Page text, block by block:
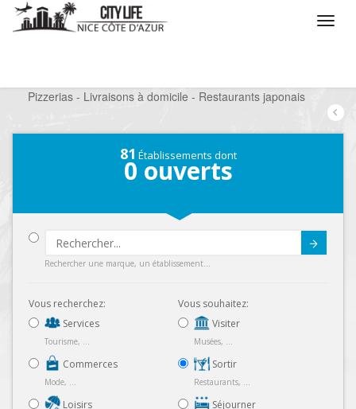
Pizzerias - Livraisons à domicile - Restaurants japonais
81 Établissements dont
0 ouverts
Rechercher une marque, un établissement...
Vous recherchez:
Services
Tourisme, ...
Commerces
Mode, ...
Loisirs
Vous souhaitez:
Visiter
Musées, ...
Sortir
Restaurants, ...
Séjourner